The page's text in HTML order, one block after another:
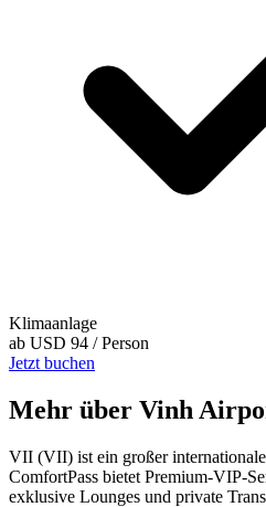
Klimaanlage
ab USD 94 / Person
Jetzt buchen
Mehr über Vinh
VII (VII) ist ein großer
ComfortPass bietet Premium-VIP-
exklusive Lounges und private